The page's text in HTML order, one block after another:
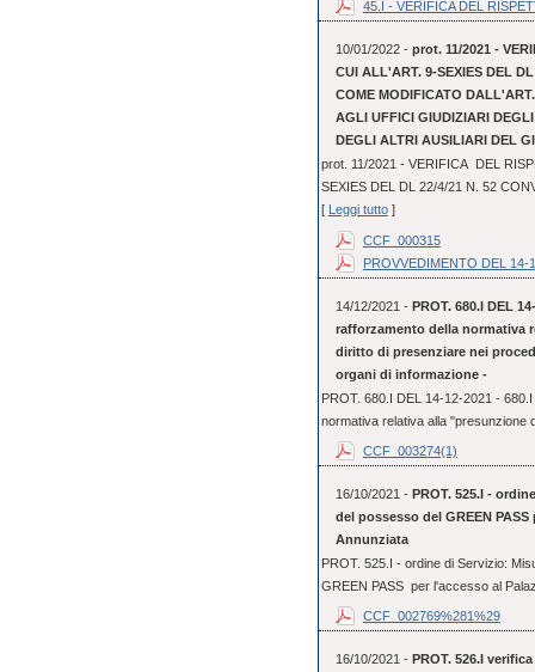
45.I - VERIFICA DEL
10/01/2022 - prot. 11/2021 -
CUI ALL'ART. 9-SEXIES DEL
COME MODIFICATO
AGLI UFFICI GIUDIZIARI
DEGLI ALTRI AUSILIARI DEL
prot. 11/2021 - VERIFICA DEL
SEXIES DEL DL 22/4/21 N. 52
[ Leggi tutto]
CCF_000315
PROVVEDIMENTO DEL 14-
14/12/2021 - PROT. 680.I DEL
rafforzamento della normativa
diritto di presenziare nei
organi di informazione -
PROT. 680.I DEL 14-12-2021 -
normativa relativa alla "presunzione
CCF_003274(1)
16/10/2021 - PROT. 525.I -
del possesso del GREEN
Annunziata
PROT. 525.I - ordine di Servizio:
GREEN PASS per l'accesso al
CCF_002769%281%29
16/10/2021 - PROT. 526.I